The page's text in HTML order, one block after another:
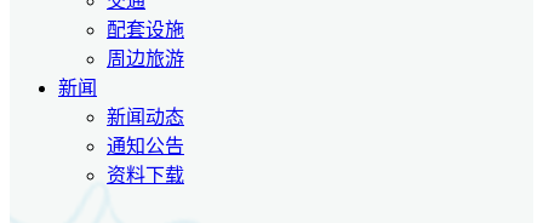
配套设施
周边旅游
新闻
新闻动态
通知公告
资料下载